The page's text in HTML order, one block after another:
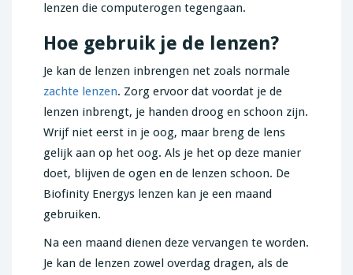
lenzen die computerogen tegengaan.
Hoe gebruik je de lenzen?
Je kan de lenzen inbrengen net zoals normale
zachte lenzen. Zorg ervoor dat voordat je de
lenzen inbrengt, je handen droog en schoon zijn.
Wrijf niet eerst in je oog, maar breng de lens
gelijk aan op het oog. Als je het op deze manier
doet, blijven de ogen en de lenzen schoon. De
Biofinity Energys lenzen kan je een maand
gebruiken.
Na een maand dienen deze vervangen te worden.
Je kan de lenzen zowel overdag dragen, als de